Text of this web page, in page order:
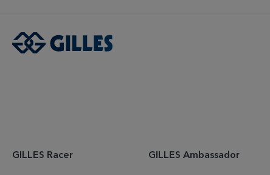
GILLES Racer GILLES Ambassador